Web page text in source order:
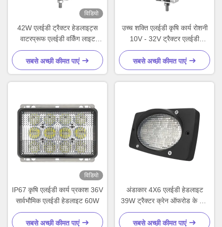
विडियो
42W एलईडी ट्रैक्टर हेडलाइट्स
वाटरप्रूफ एलईडी वर्किंग लाइट
समायोज्य रोटरी बेस के साथ
अनुकूलित
सबसे अच्छी कीमत पाएं
उच्च शक्ति एलईडी कृषि कार्य रोशनी
10V - 32V ट्रैक्टर एलईडी
हेडलाइट
सबसे अच्छी कीमत पाएं
विडियो
IP67 कृषि एलईडी कार्य प्रकाश 36V
सार्वभौमिक एलईडी हेडलाइट 60W
सबसे अच्छी कीमत पाएं
अंडाकार 4X6 एलईडी हेडलाइट
39W ट्रैक्टर क्रेन ऑफरोड के लिए
एलईडी कार्य रोशनी
सबसे अच्छी कीमत पाएं